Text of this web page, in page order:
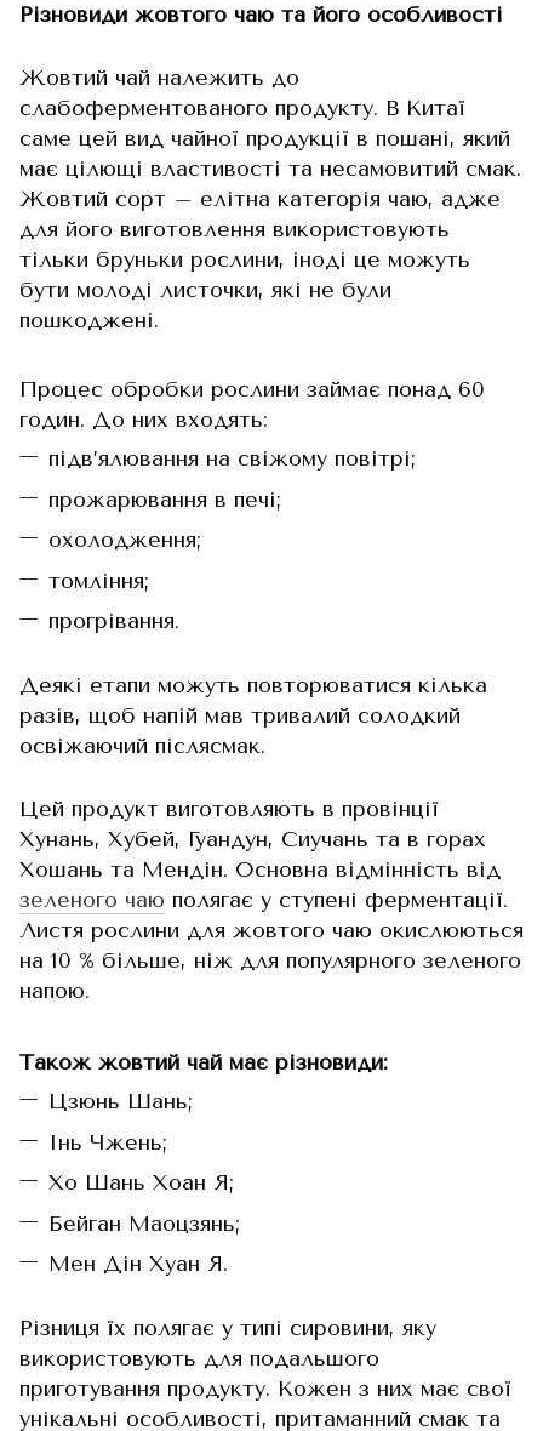
Різновиди жовтого чаю та його особливості
Жовтий чай належить до
слабоферментованого продукту. В Китаї
саме цей вид чайної продукції в пошані, який
має цілющі властивості та несамовитий смак.
Жовтий сорт – елітна категорія чаю, адже
для його виготовлення використовують
тільки бруньки рослини, іноді це можуть
бути молоді листочки, які не були
пошкоджені.
Процес обробки рослини займає понад 60
годин. До них входять:
підв’ялювання на свіжому повітрі;
прожарювання в печі;
охолодження;
томління;
прогрівання.
Деякі етапи можуть повторюватися кілька
разів, щоб напій мав тривалий солодкий
освіжаючий післясмак.
Цей продукт виготовляють в провінції
Хунань, Хубей, Гуандун, Сиучань та в горах
Хошань та Мендін. Основна відмінність від
зеленого чаю полягає у ступені ферментації.
Листя рослини для жовтого чаю окислюються
на 10 % більше, ніж для популярного зеленого
напою.
Також жовтий чай має різновиди:
Цзюнь Шань;
Інь Чжень;
Хо Шань Хоан Я;
Бейган Маоцзянь;
Мен Дін Хуан Я.
Різниця їх полягає у типі сировини, яку
використовують для подальшого
приготування продукту. Кожен з них має свої
унікальні особливості, притаманний смак та